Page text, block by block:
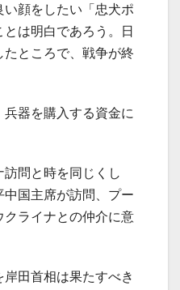
い顔をしたい「忠犬ポ
は明白であろう。日
ところで、戦争が終
器を購入する資金に
問と時を同じくし
国主席が訪問、プー
ライナとの仲介に意
田首相は果たすべき